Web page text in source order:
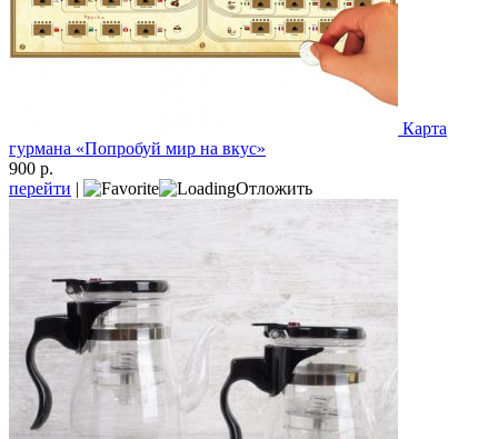
Карта
гурмана «Попробуй мир на вкус»
900 р.
перейти | Отложить